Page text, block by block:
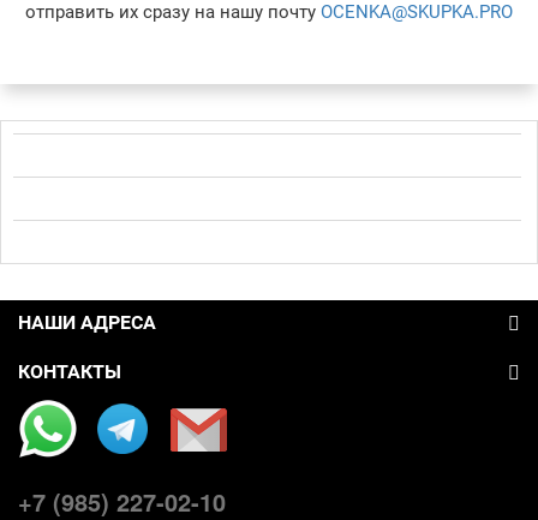
отправить их сразу на нашу почту OCENKA@SKUPKA.PRO
НАШИ АДРЕСА
КОНТАКТЫ
+7 (985) 227-02-10